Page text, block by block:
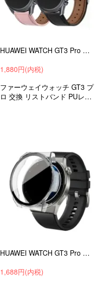
HUAWEI WATCH GT3 Pro バンド 43mm/46mm ベルト PUレザー バンド幅20mm/22mm 交換リストバンド ファーウェイウォッチ GT3 プロ
1,880円(内税)
ファーウェイウォッチ GT3 プ
ロ 交換 リストバンド PUレザ
HUAWEI WATCH GT3 Pro クリアケース 46mm カバー 強化ガラス（ガラスフィルム）付き 全面保護 液晶保護ケース 透明 フィルム一体 ハードケース DCR1-46
1,688円(内税)